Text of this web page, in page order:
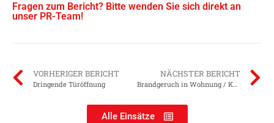
Fragen zum Bericht? Bitte wenden Sie sich direkt an
unser PR-Team!
VORHERIGER BERICHT
Dringende Türöffnung
NÄCHSTER BERICHT
Brandgeruch in Wohnung / Kaminbrand
Alle Einsätze